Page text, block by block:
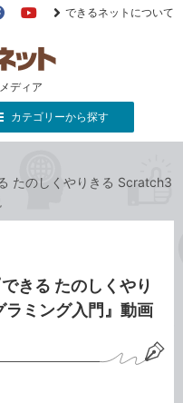
ディア
FacebookYouTube
できるネットについて
カテゴリーから探す
たのしくやりきる Scratch3
きる たのしくやり
ミング入門』動画